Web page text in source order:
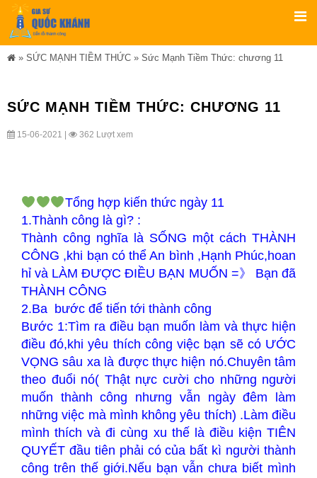
» SỨC MẠNH TIỀM THỨC » Sức Mạnh Tiềm Thức: chương 11
SỨC MẠNH TIỀM THỨC: CHƯƠNG 11
15-06-2021 | 362 Lượt xem
Tổng hợp kiến thức ngày 11
1.Thành công là gì? :
Thành công nghĩa là SỐNG một cách THÀNH
CÔNG ,khi bạn có thể An bình ,Hạnh Phúc,hoan
hỉ và LÀM ĐƯỢC ĐIỀU BẠN MUỐN =》 Bạn đã
THÀNH CÔNG
2.Ba bước để tiến tới thành công
Bước 1:Tìm ra điều bạn muốn làm và thực hiện
điều đó,khi yêu thích công việc bạn sẽ có ƯỚC
VỌNG sâu xa là được thực hiện nó.Chuyên tâm
theo đuổi nó( Thật nực cười cho những người
muốn thành công nhưng vẫn ngày đêm làm
những việc mà mình không yêu thích) .Làm điều
mình thích và đi cùng xu thế là điều kiện TIÊN
QUYẾT đầu tiên phải có của bất kì người thành
công trên thế giới.Nếu bạn vẫn chưa biết mình